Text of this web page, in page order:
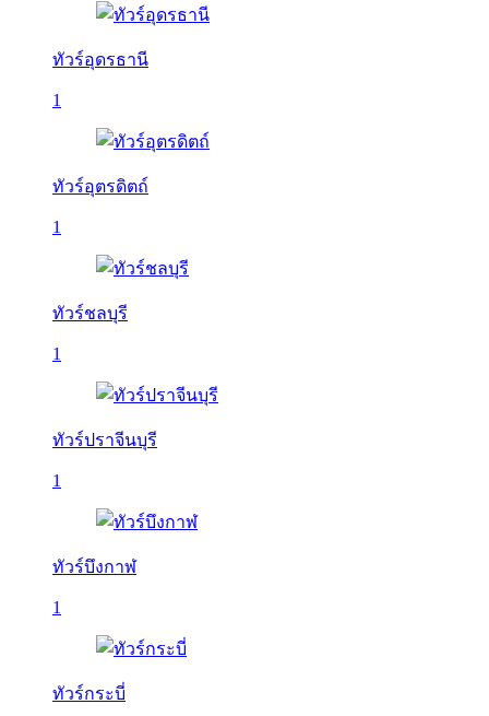
ทัวร์อุดรธานี
1
ทัวร์อุตรดิตถ์
1
ทัวร์ชลบุรี
1
ทัวร์ปราจีนบุรี
1
ทัวร์บึงกาฬ
1
ทัวร์กระบี่